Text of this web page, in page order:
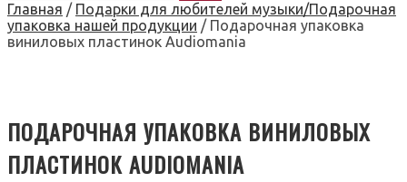
Главная / Подарки для любителей музыки/Подарочная
упаковка нашей продукции / Подарочная упаковка
виниловых пластинок Audiomania
ПОДАРОЧНАЯ УПАКОВКА ВИНИЛОВЫХ
ПЛАСТИНОК AUDIOMANIA